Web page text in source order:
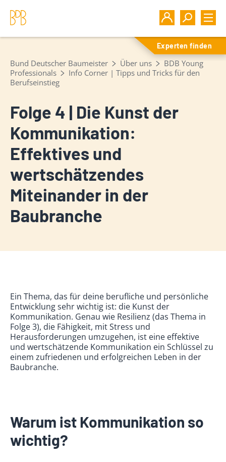
Experten finden
Bund Deutscher Baumeister Über uns
BDB Young
Professionals
Info Corner | Tipps und Tricks für den
Berufseinstieg
Folge 4 | Die Kunst der
Kommunikation:
Effektives und
wertschätzendes
Miteinander in der
Baubranche
Ein Thema, das für deine berufliche und persönliche
Entwicklung sehr wichtig ist: die Kunst der
Kommunikation. Genau wie Resilienz (das Thema in
Folge 3), die Fähigkeit, mit Stress und
Herausforderungen umzugehen, ist eine effektive
und wertschätzende Kommunikation ein Schlüssel zu
einem zufriedenen und erfolgreichen Leben in der
Baubranche.
Warum ist Kommunikation so
wichtig?